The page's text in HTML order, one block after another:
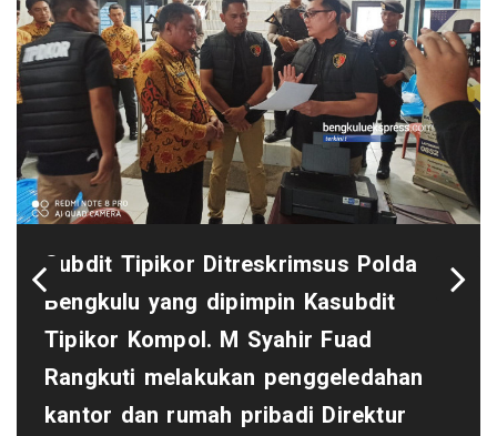
Subdit Tipikor Ditreskrimsus Polda
Bengkulu yang dipimpin Kasubdit
Tipikor Kompol. M Syahir Fuad
Rangkuti melakukan penggeledahan
kantor dan rumah pribadi Direktur